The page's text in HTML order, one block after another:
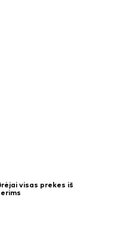
visas prekes iš